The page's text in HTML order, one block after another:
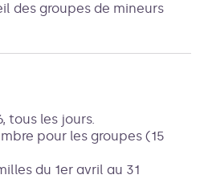
des groupes de mineurs
tous les jours.
pour les groupes (15
du 1er avril au 31